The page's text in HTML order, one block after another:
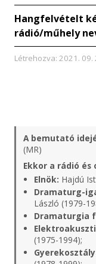
Hangfelvételt
rádió/műhely
Létrehozva: 2021. 09.
A bemutató
(MR)
Ekkor a rádió
Elnök: Hajdú
Dramaturg-
László (1979-
Dramaturgia
(1975-1994);